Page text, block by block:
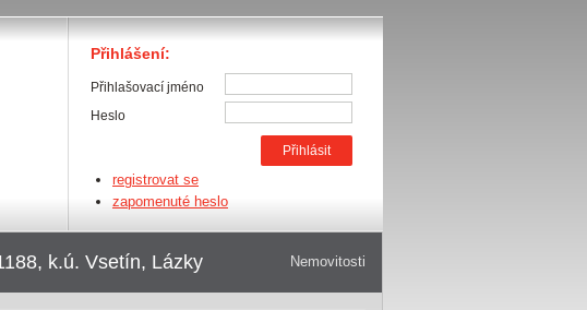
Přihlášení:
Přihlašovací jméno
Heslo
registrovat se
zapomenuté heslo
Nemovitosti
k.ú. Vsetín, Lázky